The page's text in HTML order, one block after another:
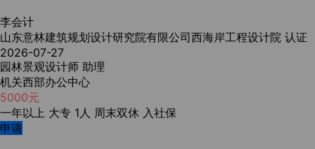
李会计
山东意林建筑规划设计研究院有限公司西海岸工程设计院 认证
2026-07-27
园林景观设计师 助理
机关西部办公中心
5000元
一年以上 大专 1人 周末双休 入社保
申请